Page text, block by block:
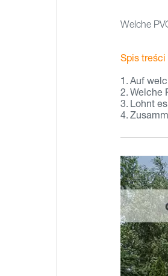
Welche
Spis treści
Auf
Welche
Lohnt